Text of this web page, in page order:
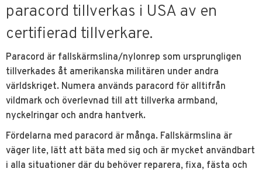
paracord tillverkas i USA av en
certifierad tillverkare.
Paracord är fallskärmslina/nylonrep som ursprungligen
tillverkades åt amerikanska militären under andra
världskriget. Numera används paracord för alltifrån
vildmark och överlevnad till att tillverka armband,
nyckelringar och andra hantverk.
Fördelarna med paracord är många. Fallskärmslina är
väger lite, lätt att bäta med sig och är mycket användbart
i alla situationer där du behöver reparera, fixa, fästa och